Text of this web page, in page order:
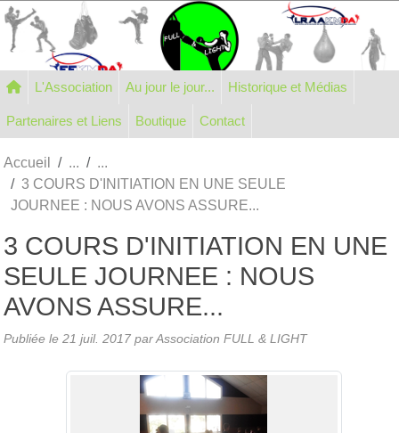
L'Association Au jour le jour... Historique et Médias
Partenaires et Liens Boutique Contact
Accueil
3 COURS D'INITIATION EN UNE SEULE
JOURNEE : NOUS AVONS ASSURE...
3 COURS D'INITIATION EN UNE
SEULE JOURNEE : NOUS
AVONS ASSURE...
Publiée le 21 juil. 2017 par Association FULL & LIGHT
Panneau de gestion des cookies